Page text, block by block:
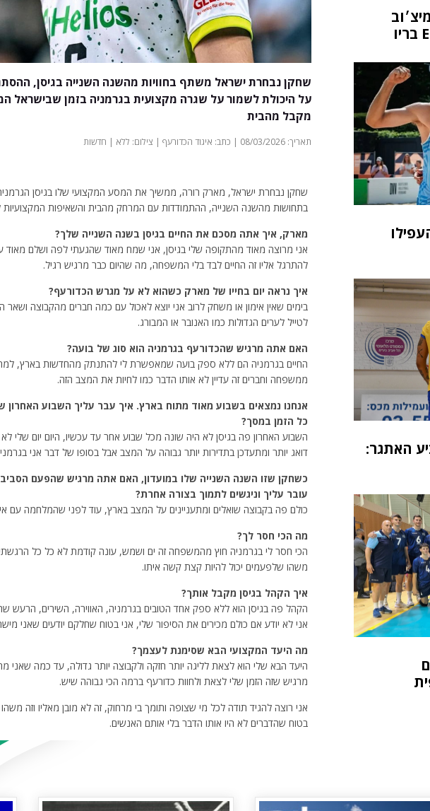
שחקן נבחרת ישראל משתף בחוויות מהשנה השנייה בגיסן,
על היכולת לשמור על שגרה מקצועית בגרמניה בזמן שבישראל
מקבל מהבית
תאריך: 08/03/2026 | כתב: איגוד הכדורעף | צילום: ללא | חדשות
שחקן נבחרת ישראל, מארק רורה, ממשיך את המסע המקצועי שלו בגיסן
בתחושות מהשנה השנייה, ההתמודדות עם המרחק מהבית והשאיפות המקצועיות
מארק, איך אתה מסכם את החיים בגיסן בשנה השנייה שלך?
אני מרוצה מאוד מהתקופה שלי בגיסן, אני שמח מאוד שהגעתי לפה ושלם
להתרגל אליו זה החיים לבד בלי המשפחה, מה שהיום כבר מרגיש רגיל.
איך נראה יום בחייו של מארק כשהוא לא על מגרש הכדורעף?
בימים שאין אימון או משחק לרוב אני יוצא לאכול עם כמה חברים מהקבוצה ושאר
לטייל לערים הגדולות כמו האנובר או המבורג.
האם אתה מרגיש שהכדורעף בגרמניה הוא סוג של בועה?
החיים בגרמניה הם ללא ספק בועה שמאפשרת לי להתנתק מהחדשות בארץ,
ממשפחה וחברים זה עדיין לא אותו הדבר כמו לחיות את המצב הזה.
אנחנו נמצאים בשבוע מאוד מתוח בארץ. איך עבר עליך השבוע האחרון
כל הזמן במסך?
השבוע האחרון פה בגיסן לא היה שונה מכל שבוע אחר עד עכשיו, היום יום שלי
דואג יותר ומתעדכן בתדירות יותר גבוהה על המצב אבל בסופו של דבר אני
כשחקן שזו השנה השנייה שלו במועדון, האם אתה מרגיש שהפעם
עובר עליך וניגשים לתמוך בצורה אחרת?
כולם פה בקבוצה שואלים ומתעניינים על המצב בארץ, עוד לפני שהמלחמה עם
מה הכי חסר לך?
הכי חסר לי בגרמניה חוץ מהמשפחה זה ים ושמש, עונה קודמת לא כל כל
משהו שלפעמים יכול להיות קצת קשה איתו.
איך הקהל בגיסן מקבל אותך?
הקהל פה בגיסן הוא ללא ספק אחד הטובים בגרמניה, האווירה, השירים, הרעש
אני לא יודע אם כולם מכירים את הסיפור שלי, אני בטוח שחלקם יודעים שאני
מה היעד המקצועי הבא שסימנת לעצמך?
היעד הבא שלי הוא לצאת לליגה יותר חזקה ולקבוצה יותר גדולה, עד כמה שאני
מרגיש שזה הזמן שלי לצאת ולחוות כדורעף ברמה הכי גבוהה שיש.
אני רוצה להגיד תודה לכל מי שצופה ותומך בי מרחוק, זה לא מובן מאליו וזה
בטוח שהדברים לא היו אותו הדבר בלי אותם האנשים.
האתגר: